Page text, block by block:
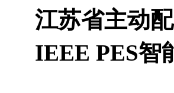
江苏省主动
IEEE PES智